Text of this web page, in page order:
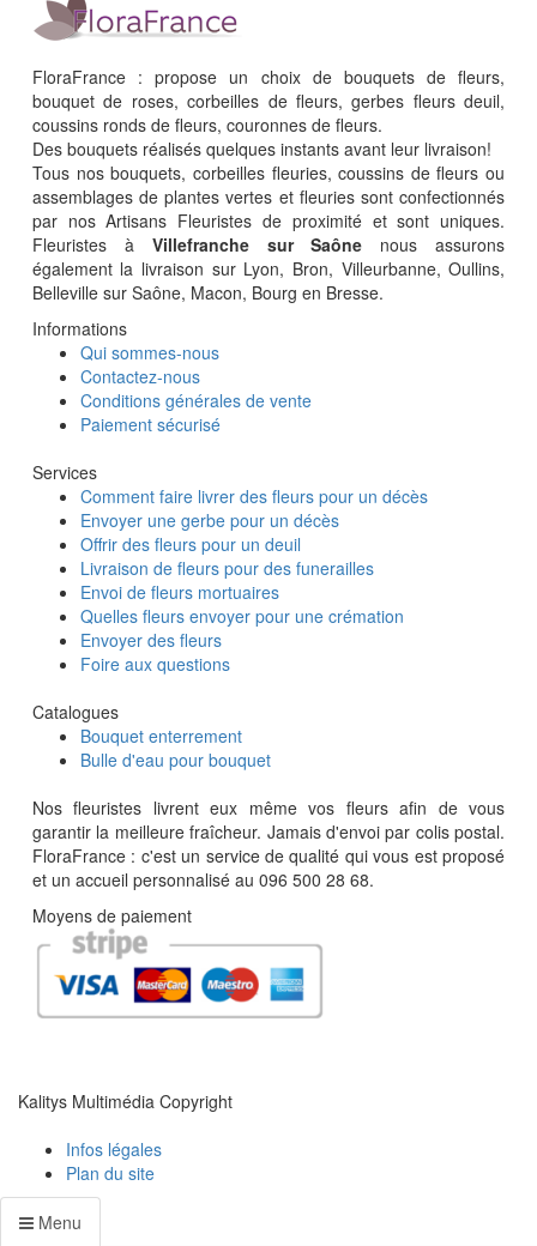
FloraFrance : propose un choix de bouquets de fleurs,
bouquet de roses, corbeilles de fleurs, gerbes fleurs deuil,
coussins ronds de fleurs, couronnes de fleurs.
Des bouquets réalisés quelques instants avant leur livraison!
Tous nos bouquets, corbeilles fleuries, coussins de fleurs ou
assemblages de plantes vertes et fleuries sont confectionnés
par nos Artisans Fleuristes de proximité et sont uniques.
Fleuristes à Villefranche sur Saône nous assurons
également la livraison sur Lyon, Bron, Villeurbanne, Oullins,
Belleville sur Saône, Macon, Bourg en Bresse.
Informations
Qui sommes-nous
Contactez-nous
Conditions générales de vente
Paiement sécurisé
Services
Comment faire livrer des fleurs pour un décès
Envoyer une gerbe pour un décès
Offrir des fleurs pour un deuil
Livraison de fleurs pour des funerailles
Envoi de fleurs mortuaires
Quelles fleurs envoyer pour une crémation
Envoyer des fleurs
Foire aux questions
Catalogues
Bouquet enterrement
Bulle d'eau pour bouquet
Nos fleuristes livrent eux même vos fleurs afin de vous
garantir la meilleure fraîcheur. Jamais d'envoi par colis postal.
FloraFrance : c'est un service de qualité qui vous est proposé
et un accueil personnalisé au 096 500 28 68.
Moyens de paiement
Kalitys Multimédia Copyright
Infos légales
Plan du site
Menu